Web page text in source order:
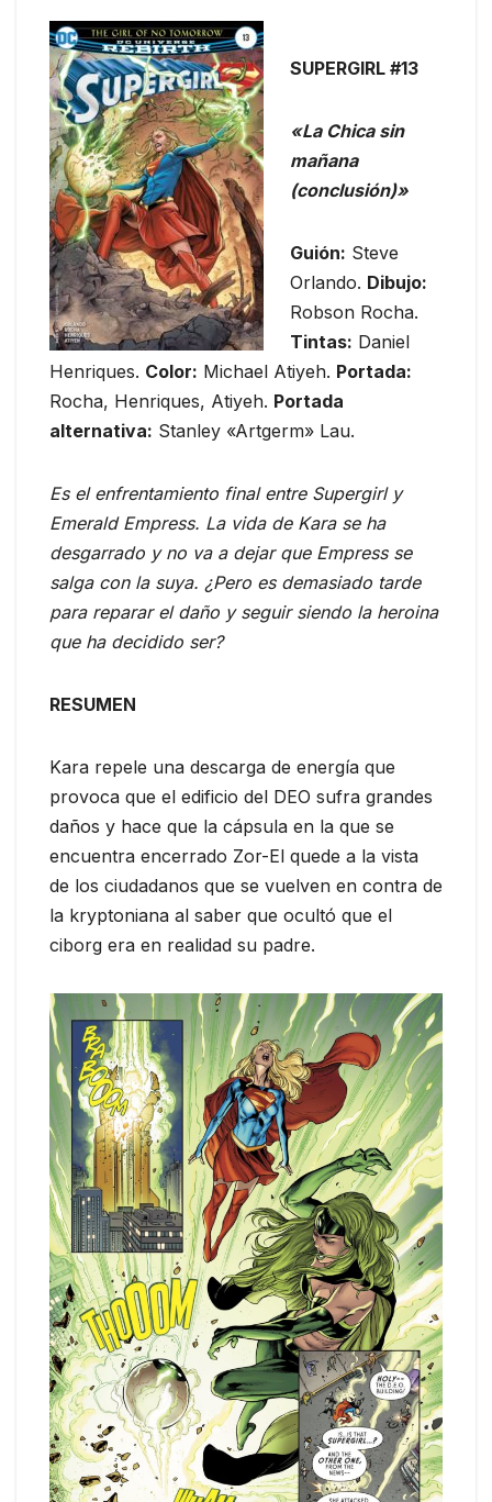
SUPERGIRL #13
«La Chica sin
mañana
(conclusión)»
Guión: Steve
Orlando. Dibujo:
Robson Rocha.
Tintas: Daniel
Henriques. Color: Michael Atiyeh. Portada:
Rocha, Henriques, Atiyeh. Portada
alternativa: Stanley «Artgerm» Lau.
Es el enfrentamiento final entre Supergirl y
Emerald Empress. La vida de Kara se ha
desgarrado y no va a dejar que Empress se
salga con la suya. ¿Pero es demasiado tarde
para reparar el daño y seguir siendo la heroina
que ha decidido ser?
RESUMEN
Kara repele una descarga de energía que
provoca que el edificio del DEO sufra grandes
daños y hace que la cápsula en la que se
encuentra encerrado Zor-El quede a la vista
de los ciudadanos que se vuelven en contra de
la kryptoniana al saber que ocultó que el
ciborg era en realidad su padre.